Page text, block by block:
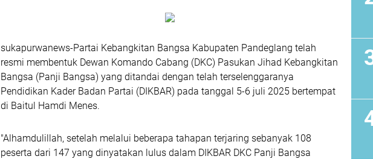
sukapurwanews-Partai Kebangkitan Bangsa Kabupaten Pandeglang telah
resmi membentuk Dewan Komando Cabang (DKC) Pasukan Jihad Kebangkitan
Bangsa (Panji Bangsa) yang ditandai dengan telah terselenggaranya
Pendidikan Kader Badan Partai (DIKBAR) pada tanggal 5-6 juli 2025 bertempat
di Baitul Hamdi Menes.
"Alhamdulillah, setelah melalui beberapa tahapan terjaring sebanyak 108
peserta dari 147 yang dinyatakan lulus dalam DIKBAR DKC Panji Bangsa